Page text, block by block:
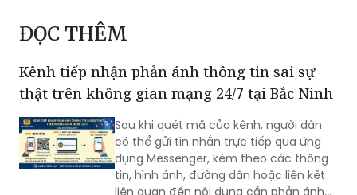
ĐỌC THÊM
Kênh tiếp nhận phản ánh thông tin sai sự
thật trên không gian mạng 24/7 tại Bắc Ninh
Sau khi quét mã của kênh, người dân
có thể gửi tin nhắn trực tiếp qua ứng
dụng Messenger, kèm theo các thông
tin, hình ảnh, đường dẫn hoặc liên kết
liên quan đến nội dung cần phản ánh...